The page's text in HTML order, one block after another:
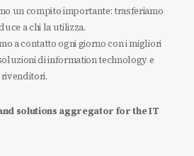
un compito importante: trasferiamo
a chi la utilizza.
a contatto ogni giorno con i migliori
di information technology e
rivenditori.
solutions aggregator for the IT